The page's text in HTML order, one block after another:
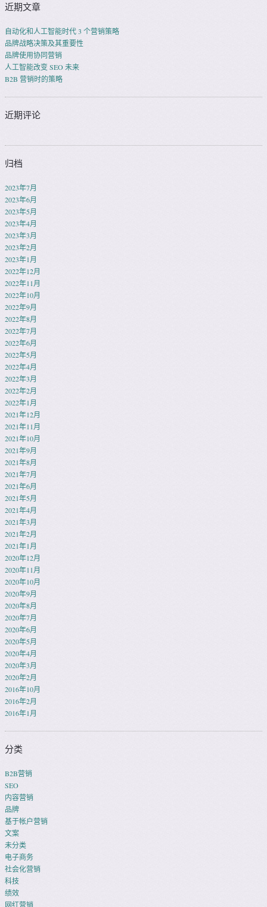
近期文章
自动化和人工智能时代 3 个营销策略
品牌战略决策及其重要性
品牌使用协同营销
人工智能改变 SEO 未来
B2B 营销时的策略
近期评论
归档
2023年7月
2023年6月
2023年5月
2023年4月
2023年3月
2023年2月
2023年1月
2022年12月
2022年11月
2022年10月
2022年9月
2022年8月
2022年7月
2022年6月
2022年5月
2022年4月
2022年3月
2022年2月
2022年1月
2021年12月
2021年11月
2021年10月
2021年9月
2021年8月
2021年7月
2021年6月
2021年5月
2021年4月
2021年3月
2021年2月
2021年1月
2020年12月
2020年11月
2020年10月
2020年9月
2020年8月
2020年7月
2020年6月
2020年5月
2020年4月
2020年3月
2020年2月
2016年10月
2016年2月
2016年1月
分类
B2B营销
SEO
内容营销
品牌
基于帐户营销
文案
未分类
电子商务
社会化营销
科技
绩效
网红营销